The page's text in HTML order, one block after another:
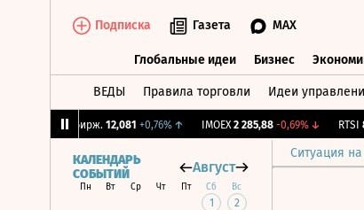
Подписка Газета MAX
Глобальные идеи Бизнес
ВЕДЫ Правила торговли Идеи
CNY Бирж. 12,081 +0,76%↑ IMOEX 2 285,88 -0,69%↓ RTSI
Ситуация
КАЛЕНДАРЬ
СОБЫТИЙ
Август
Пн Вт Ср Чт Пт Сб Вс
1 2